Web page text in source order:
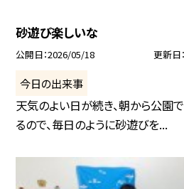
砂遊び楽しいな
公開日 2026/05/18 更新日
今日の出来事
天気のよい日が続き、朝から公園
るので、毎日のように砂遊びを...